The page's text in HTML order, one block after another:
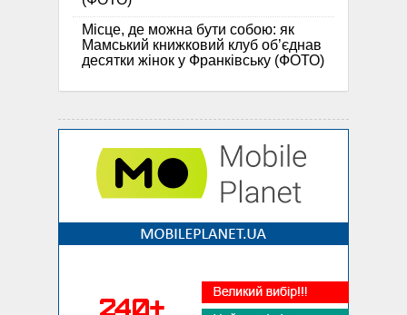
Місце, де можна бути собою: як
Мамський книжковий клуб об’єднав
десятки жінок у Франківську (ФОТО)